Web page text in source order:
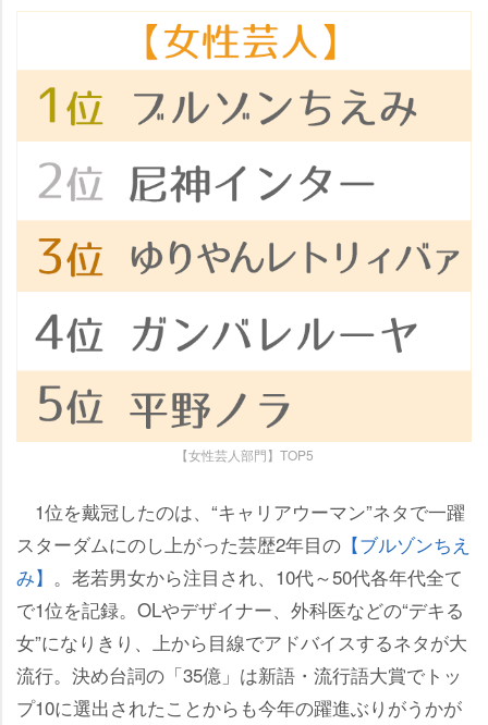
【女性芸人部門】TOP5
1位を戴冠したのは、“キャリアウーマン”ネタで一躍
スターダムにのし上がった芸歴2年目の 【ブルゾンちえ
み】 。老若男女から注目され、10代～50代各年代全て
で1位を記録。OLやデザイナー、外科医などの“デキる
女”になりきり、上から目線でアドバイスするネタが大
流行。決め台詞の「35億」は新語・流行語大賞でトッ
プ10に選出されたことからも今年の躍進ぶりがうかが